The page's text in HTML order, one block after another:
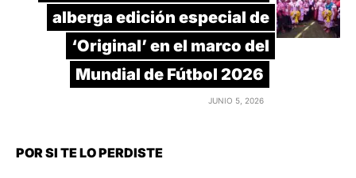
alberga edición especial de
‘Original’ en el marco del
Mundial de Fútbol 2026
JUNIO 5, 2026
POR SI TE LO PERDISTE